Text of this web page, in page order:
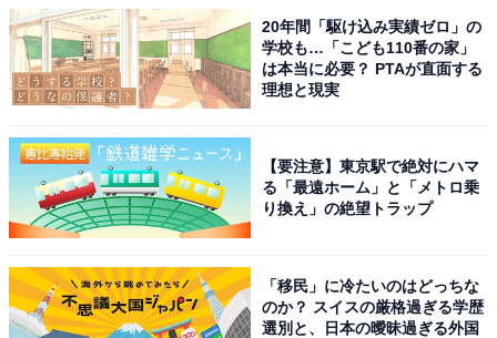
経済的な理由で実家を選択せざるを得ないものの、1人
暮らし自体に恐怖心を覚えているため、実家暮らしが適
していると感じているようです。
「自己否定感に、特に35歳あたりから苦しんでき
ました」
「生活基盤が異なるため、私が夜ご飯を食べるような時
20年間「駆け込み実績ゼロ」の
学校も…「こども110番の家」
は本当に必要？ PTAが直面する
理想と現実
【要注意】東京駅で絶対にハマ
る「最遠ホーム」と「メトロ乗
り換え」の絶望トラップ
「移民」に冷たいのはどっちな
のか？ スイスの厳格過ぎる学歴
選別と、日本の曖昧過ぎる外国